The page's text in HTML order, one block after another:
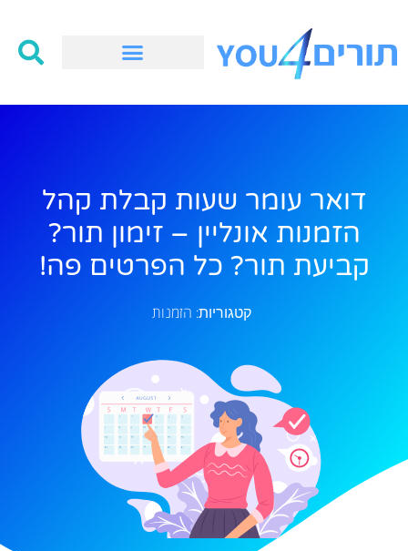
דואר עומר שעות קבלת קהל
הזמנות אונליין – זימון תור?
קביעת תור? כל הפרטים פה!
קטגוריות: הזמנות